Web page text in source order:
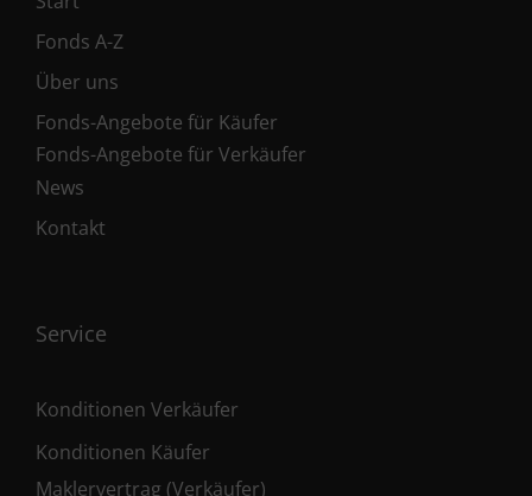
Fonds A-Z
Über uns
Fonds-Angebote für Käufer
Fonds-Angebote für Verkäufer
News
Kontakt
Service
Konditionen Verkäufer
Konditionen Käufer
Maklervertrag (Verkäufer)